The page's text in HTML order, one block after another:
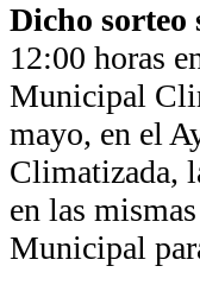
Dicho sorteo
12:00 horas
Municipal
mayo, en el
Climatizada,
en las
Municipal